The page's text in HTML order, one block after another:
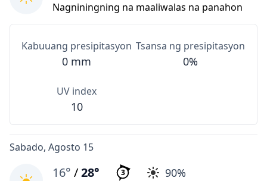
Nagniningning na maaliwalas na panahon
Kabuuang presipitasyon
0 mm
Tsansa ng presipitasyon
0%
UV index
10
Sabado, Agosto 15
16° /28° 3 90%